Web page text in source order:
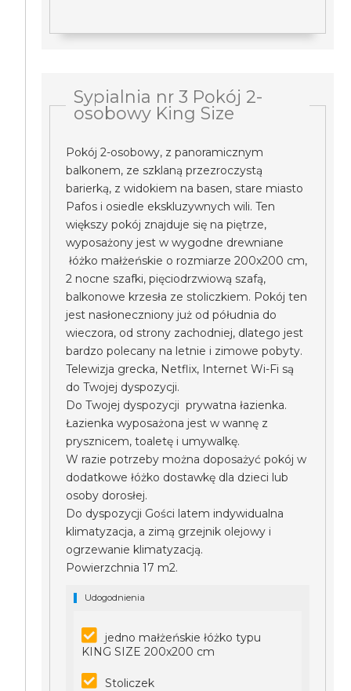
Sypialnia nr 3 Pokój 2-
osobowy King Size
Pokój 2-osobowy, z panoramicznym
balkonem, ze szklaną przezroczystą
barierką, z widokiem na basen, stare miasto
Pafos i osiedle ekskluzywnych wili. Ten
większy pokój znajduje się na piętrze,
wyposażony jest w wygodne drewniane
łóżko małżeńskie o rozmiarze 200x200 cm,
2 nocne szafki, pięciodrzwiową szafą,
balkonowe krzesła ze stoliczkiem. Pokój ten
jest nasłoneczniony już od półudnia do
wieczora, od strony zachodniej, dlatego jest
bardzo polecany na letnie i zimowe pobyty.
Telewizja grecka, Netflix, Internet Wi-Fi są
do Twojej dyspozycji.
Do Twojej dyspozycji prywatna łazienka.
Łazienka wyposażona jest w wannę z
prysznicem, toaletę i umywalkę.
W razie potrzeby można doposażyć pokój w
dodatkowe łóżko dostawkę dla dzieci lub
osoby dorosłej.
Do dyspozycji Gości latem indywidualna
klimatyzacja, a zimą grzejnik olejowy i
ogrzewanie klimatyzacją.
Powierzchnia 17 m2.
Udogodnienia
jedno małżeńskie łóżko typu
KING SIZE 200x200 cm
Stoliczek